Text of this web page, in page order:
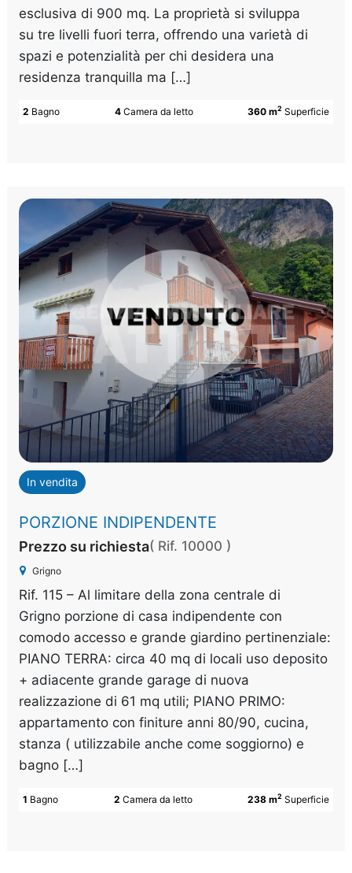
esclusiva di 900 mq. La proprietà si sviluppa
su tre livelli fuori terra, offrendo una varietà di
spazi e potenzialità per chi desidera una
residenza tranquilla ma […]
360 m2 Superficie
4 Camera da letto
2 Bagno
In vendita
PORZIONE INDIPENDENTE
Prezzo su richiesta( Rif. 10000 )
Grigno
Rif. 115 – Al limitare della zona centrale di
Grigno porzione di casa indipendente con
comodo accesso e grande giardino pertinenziale:
PIANO TERRA: circa 40 mq di locali uso deposito
+ adiacente grande garage di nuova
realizzazione di 61 mq utili; PIANO PRIMO:
appartamento con finiture anni 80/90, cucina,
stanza ( utilizzabile anche come soggiorno) e
bagno […]
238 m2 Superficie
2 Camera da letto
1 Bagno